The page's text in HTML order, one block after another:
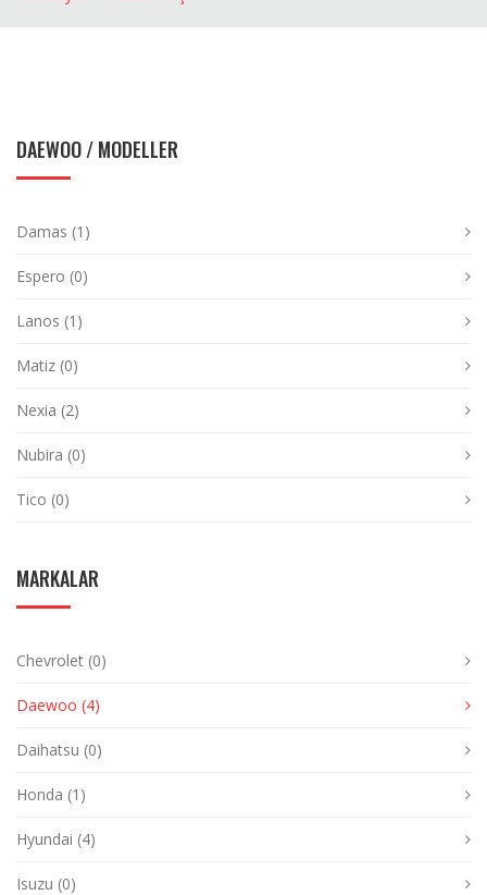
DAEWOO/ MODELLER
Damas (1)
Espero (0)
Lanos (1)
Matiz (0)
Nexia (2)
Nubira (0)
Tico (0)
MARKALAR
Chevrolet (0)
Daewoo (4)
Daihatsu (0)
Honda (1)
Hyundai (4)
Isuzu (0)